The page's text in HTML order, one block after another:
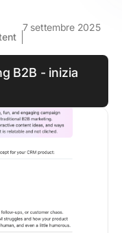
7 settembre 2025
B2B - inizia